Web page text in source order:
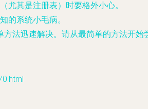
尤其是注册表）时要格外小心。
的系统小毛病。
法迅速解决。请从最简单的方法开始